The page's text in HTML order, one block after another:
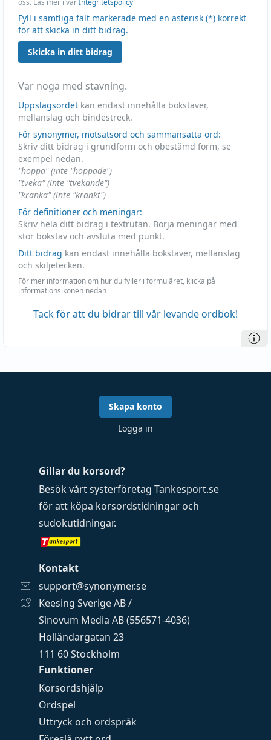
oss. Läs mer i vårIntegritetspolicy
Fyll i samtliga fält markerade med en asterisk (*) korrekt
för att skicka in ditt bidrag.
Skicka in ditt bidrag
Var noga med stavning.
Uppslagsordet kan endast innehålla bokstäver,
mellanslag och bindestreck.
För synonymer, motsatsord och sammansatta ord:
Skriv ditt bidrag i grundform och obestämd form, se
exempel nedan.
"hoppa" (inte "hoppade")
"tveka" (inte "tvekande")
"kränka" (inte "kränkt")
För definitioner och meningar:
Skriv hela ditt bidrag i textrutan. Börja meningar med
stor bokstav och avsluta med punkt.
Ditt bidrag kan endast innehålla bokstäver, mellanslag
och skiljetecken.
För mer information om hur du fyller i formuläret, klicka på
informationsikonen nedan
Tack för att du bidrar till vår levande ordbok!
Funktioner
Korsordshjälp
Ordspel
Uttryck och ordspråk
Gillar du korsord?
Besök vårt systerföretag Tankesport.se
för att köpa korsordstidningar och
sudokutidningar.
Kontakt
support@synonymer.se
Keesing Sverige AB /
Sinovum Media AB (556571-4036)
Holländargatan 23
111 60 Stockholm
Skapa konto
Logga in